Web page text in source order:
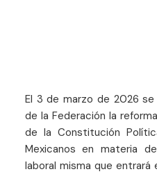
El 3 de marzo de 2026
de la Federación la
de la Constitución
Mexicanos en materia
laboral misma que